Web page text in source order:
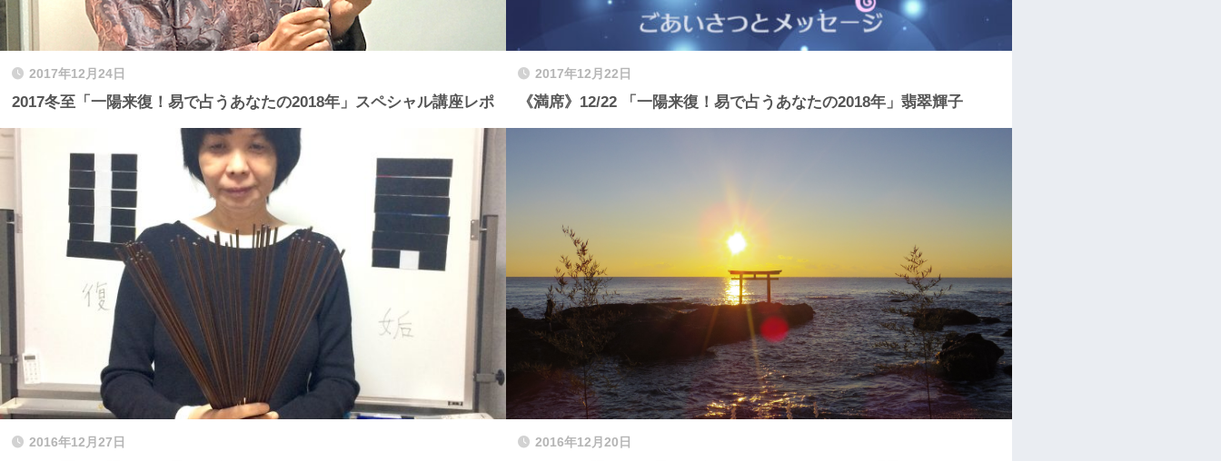
2017年12月24日
2017冬至「一陽来復！易で占うあなたの2018年」スペシャル講座レポ
2017年12月22日
《満席》12/22 「一陽来復！易で占うあなたの2018年」翡翠輝子
2016年12月27日 2016年12月20日